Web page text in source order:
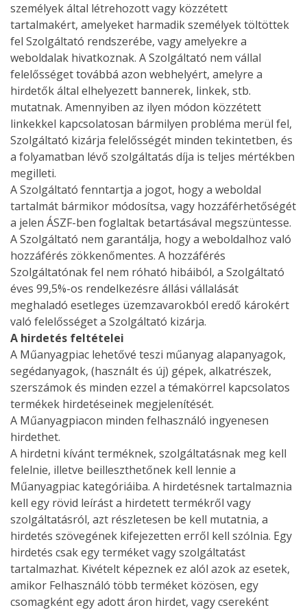
személyek által létrehozott vagy közzétett
tartalmakért, amelyeket harmadik személyek töltöttek
fel Szolgáltató rendszerébe, vagy amelyekre a
weboldalak hivatkoznak. A Szolgáltató nem vállal
felelősséget továbbá azon webhelyért, amelyre a
hirdetők által elhelyezett bannerek, linkek, stb.
mutatnak. Amennyiben az ilyen módon közzétett
linkekkel kapcsolatosan bármilyen probléma merül fel,
Szolgáltató kizárja felelősségét minden tekintetben, és
a folyamatban lévő szolgáltatás díja is teljes mértékben
megilleti.
A Szolgáltató fenntartja a jogot, hogy a weboldal
tartalmát bármikor módosítsa, vagy hozzáférhetőségét
a jelen ÁSZF-ben foglaltak betartásával megszüntesse.
A Szolgáltató nem garantálja, hogy a weboldalhoz való
hozzáférés zökkenőmentes. A hozzáférés
Szolgáltatónak fel nem róható hibáiból, a Szolgáltató
éves 99,5%-os rendelkezésre állási vállalását
meghaladó esetleges üzemzavarokból eredő károkért
való felelősséget a Szolgáltató kizárja.
A hirdetés feltételei
A Műanyagpiac lehetővé teszi műanyag alapanyagok,
segédanyagok, (használt és új) gépek, alkatrészek,
szerszámok és minden ezzel a témakörrel kapcsolatos
termékek hirdetéseinek megjelenítését.
A Műanyagpiacon minden felhasználó ingyenesen
hirdethet.
A hirdetni kívánt terméknek, szolgáltatásnak meg kell
felelnie, illetve beilleszthetőnek kell lennie a
Műanyagpiac kategóriáiba. A hirdetésnek tartalmaznia
kell egy rövid leírást a hirdetett termékről vagy
szolgáltatásról, azt részletesen be kell mutatnia, a
hirdetés szövegének kifejezetten erről kell szólnia. Egy
hirdetés csak egy terméket vagy szolgáltatást
tartalmazhat. Kivételt képeznek ez alól azok az esetek,
amikor Felhasználó több terméket közösen, egy
csomagként egy adott áron hirdet, vagy csereként